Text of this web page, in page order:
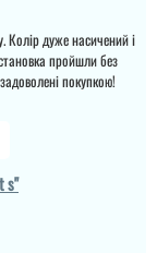
вдруге.
поки що
сервісу до
По термінах теж
Колір дуже насичений і
пройшли без
покупкою!
s"